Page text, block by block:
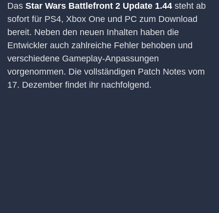
Das Star Wars Battlefront 2 Update 1.44 steht ab
sofort für PS4, Xbox One und PC zum Download
bereit. Neben den neuen Inhalten haben die
Entwickler auch zahlreiche Fehler behoben und
verschiedene Gameplay-Anpassungen
vorgenommen. Die vollständigen Patch Notes vom
17. Dezember findet ihr nachfolgend.